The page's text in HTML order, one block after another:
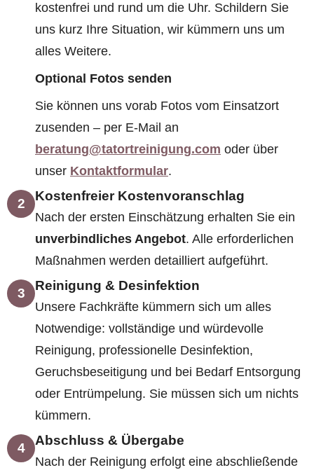
kostenfrei und rund um die Uhr. Schildern Sie
uns kurz Ihre Situation, wir kümmern uns um
alles Weitere.
Optional Fotos senden
Sie können uns vorab Fotos vom Einsatzort
zusenden – per E-Mail an
beratung@tatortreinigung.com oder über
unser Kontaktformular.
2 Kostenfreier Kostenvoranschlag
Nach der ersten Einschätzung erhalten Sie ein
unverbindliches Angebot. Alle erforderlichen
Maßnahmen werden detailliert aufgeführt.
3 Reinigung & Desinfektion
Unsere Fachkräfte kümmern sich um alles
Notwendige: vollständige und würdevolle
Reinigung, professionelle Desinfektion,
Geruchsbeseitigung und bei Bedarf Entsorgung
oder Entrümpelung. Sie müssen sich um nichts
kümmern.
4 Abschluss & Übergabe
Nach der Reinigung erfolgt eine abschließende